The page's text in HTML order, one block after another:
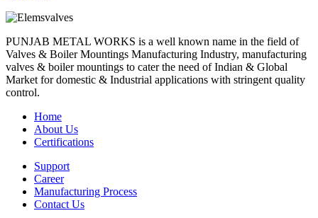
PUNJAB METAL WORKS is a well known name in the field of
Valves & Boiler Mountings Manufacturing Industry, manufacturing
valves & boiler mountings to cater the need of Indian & Global
Market for domestic & Industrial applications with stringent quality
control.
Home
About Us
Certifications
Support
Career
Manufacturing Process
Contact Us